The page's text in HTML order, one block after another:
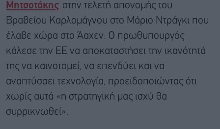
Μητσοτάκης στην τελετή απονομής του
Βραβείου Καρλομάγνου στο Μάριο Ντράγκι που
έλαβε χώρα στο Άαχεν. Ο πρωθυπουργός
κάλεσε την ΕΕ να αποκαταστήσει την ικανότητά
της να καινοτομεί, να επενδύει και να
αναπτύσσει τεχνολογία, προειδοποιώντας ότι
χωρίς αυτά «η στρατηγική μας ισχύ θα
συρρικνωθεί».